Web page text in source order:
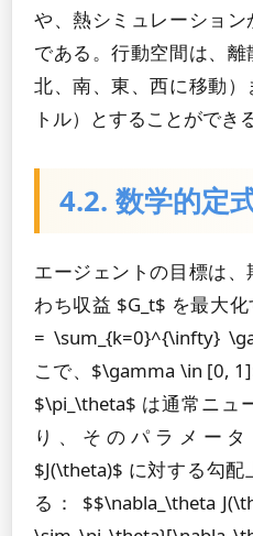
や、熱シミュレーショ
である。行動空間は、
北、南、東、西に移動
トル）とすることができる
4.2. 数学的定
エージェントの目標は
わち収益 $G_t$ を最大
= \sum_{k=0}^{\infty}
こで、$\gamma \in [0,
$\pi_\theta$ は通常ニュ
り、そのパラメー
$J(\theta)$ に対する勾
る： $$\nabla_\theta